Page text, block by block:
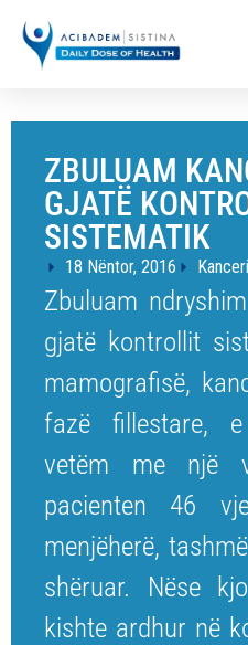
ZBULUAM
GJATË
SISTEMATIK
18 Nëntor, 2016 Kanceri
Zbuluam
gjatë kontrollit
mamografisë,
fazë fillestare,
vetëm me një
pacienten 46
menjëherë,
shëruar. Nëse
kishte ardhur në